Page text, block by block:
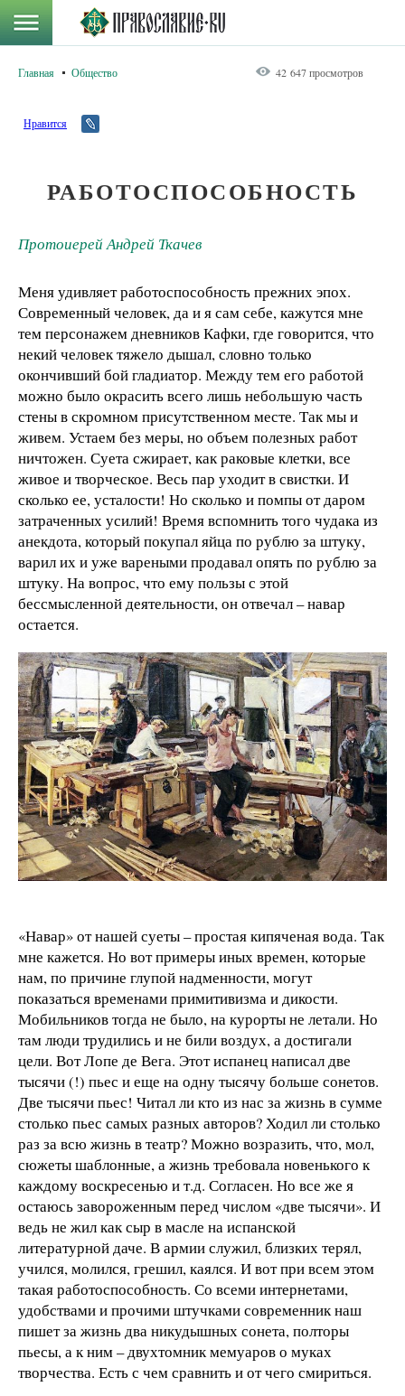
Главная Общество 42 647 просмотров
Нравится
РАБОТОСПОСОБНОСТЬ
Протоиерей Андрей Ткачев
Меня удивляет работоспособность прежних эпох.
Современный человек, да и я сам себе, кажутся мне
тем персонажем дневников Кафки, где говорится, что
некий человек тяжело дышал, словно только
окончивший бой гладиатор. Между тем его работой
можно было окрасить всего лишь небольшую часть
стены в скромном присутственном месте. Так мы и
живем. Устаем без меры, но объем полезных работ
ничтожен. Суета сжирает, как раковые клетки, все
живое и творческое. Весь пар уходит в свистки. И
сколько ее, усталости! Но сколько и помпы от даром
затраченных усилий! Время вспомнить того чудака из
анекдота, который покупал яйца по рублю за штуку,
варил их и уже вареными продавал опять по рублю за
штуку. На вопрос, что ему пользы с этой
бессмысленной деятельности, он отвечал – навар
остается.
«Навар» от нашей суеты – простая кипяченая вода. Так
мне кажется. Но вот примеры иных времен, которые
нам, по причине глупой надменности, могут
показаться временами примитивизма и дикости.
Мобильников тогда не было, на курорты не летали. Но
там люди трудились и не били воздух, а достигали
цели. Вот Лопе де Вега. Этот испанец написал две
тысячи (!) пьес и еще на одну тысячу больше сонетов.
Две тысячи пьес! Читал ли кто из нас за жизнь в сумме
столько пьес самых разных авторов? Ходил ли столько
раз за всю жизнь в театр? Можно возразить, что, мол,
сюжеты шаблонные, а жизнь требовала новенького к
каждому воскресенью и т.д. Согласен. Но все же я
остаюсь завороженным перед числом «две тысячи». И
ведь не жил как сыр в масле на испанской
литературной даче. В армии служил, близких терял,
учился, молился, грешил, каялся. И вот при всем этом
такая работоспособность. Со всеми интернетами,
удобствами и прочими штучками современник наш
пишет за жизнь два никудышных сонета, полторы
пьесы, а к ним – двухтомник мемуаров о муках
творчества. Есть с чем сравнить и от чего смириться.